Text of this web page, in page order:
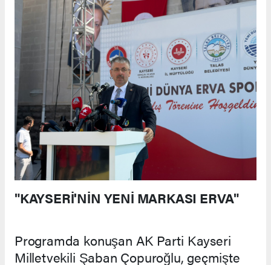
"KAYSERİ'NİN YENİ MARKASI ERVA"
Programda konuşan AK Parti Kayseri
Milletvekili Şaban Çopuroğlu, geçmişte